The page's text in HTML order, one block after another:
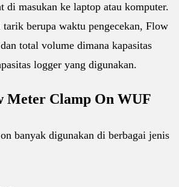
di masukan ke laptop atau komputer.
tarik berupa waktu pengecekan, Flow
total volume dimana kapasitas
logger yang digunakan.
Meter Clamp On WUF
banyak digunakan di berbagai jenis